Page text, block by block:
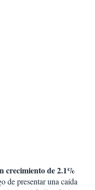
crecimiento de 2.1%
de presentar una caída